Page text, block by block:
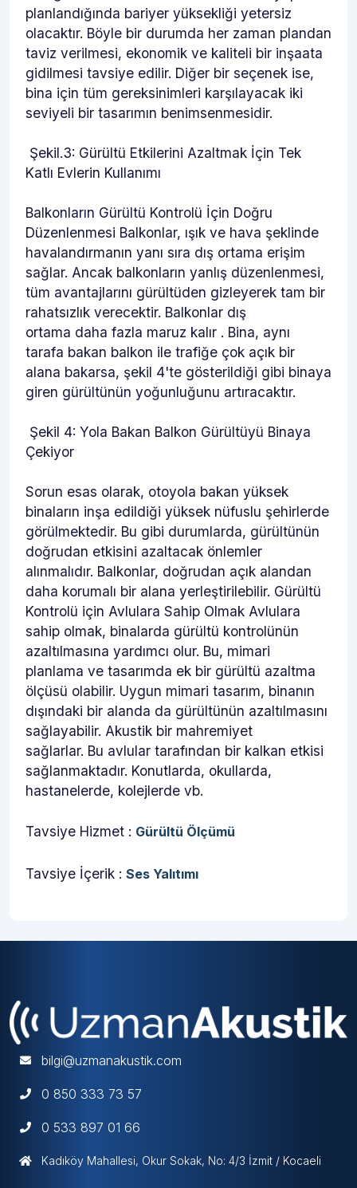
planlandığında bariyer yüksekliği yetersiz
olacaktır. Böyle bir durumda her zaman plandan
taviz verilmesi, ekonomik ve kaliteli bir inşaata
gidilmesi tavsiye edilir. Diğer bir seçenek ise,
bina için tüm gereksinimleri karşılayacak iki
seviyeli bir tasarımın benimsenmesidir.
Şekil.3: Gürültü Etkilerini Azaltmak İçin Tek
Katlı Evlerin Kullanımı
Balkonların Gürültü Kontrolü İçin Doğru
Düzenlenmesi Balkonlar, ışık ve hava şeklinde
havalandırmanın yanı sıra dış ortama erişim
sağlar. Ancak balkonların yanlış düzenlenmesi,
tüm avantajlarını gürültüden gizleyerek tam bir
rahatsızlık verecektir. Balkonlar dış
ortama daha fazla maruz kalır . Bina, aynı
tarafa bakan balkon ile trafiğe çok açık bir
alana bakarsa, şekil 4'te gösterildiği gibi binaya
giren gürültünün yoğunluğunu artıracaktır.
Şekil 4: Yola Bakan Balkon Gürültüyü Binaya
Çekiyor
Sorun esas olarak, otoyola bakan yüksek
binaların inşa edildiği yüksek nüfuslu şehirlerde
görülmektedir. Bu gibi durumlarda, gürültünün
doğrudan etkisini azaltacak önlemler
alınmalıdır. Balkonlar, doğrudan açık alandan
daha korumalı bir alana yerleştirilebilir. Gürültü
Kontrolü için Avlulara Sahip Olmak Avlulara
sahip olmak, binalarda gürültü kontrolünün
azaltılmasına yardımcı olur. Bu, mimari
planlama ve tasarımda ek bir gürültü azaltma
ölçüsü olabilir. Uygun mimari tasarım, binanın
dışındaki bir alanda da gürültünün azaltılmasını
sağlayabilir. Akustik bir mahremiyet
sağlarlar. Bu avlular tarafından bir kalkan etkisi
sağlanmaktadır. Konutlarda, okullarda,
hastanelerde, kolejlerde vb.
Tavsiye Hizmet : Gürültü Ölçümü
Tavsiye İçerik : Ses Yalıtımı
bilgi@uzmanakustik.com
0 850 333 73 57
0 533 897 01 66
Kadıköy Mahallesi, Okur Sokak, No: 4/3 İzmit / Kocaeli